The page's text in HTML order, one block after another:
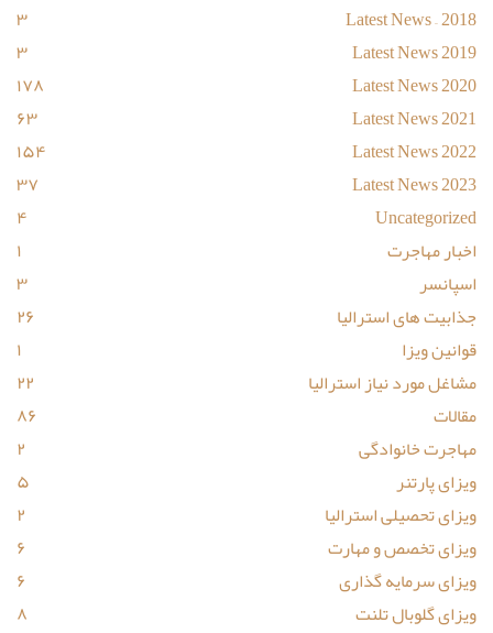
Latest News – 2018
۳
Latest News 2019
۳
Latest News 2020
۱۷۸
Latest News 2021
۶۳
Latest News 2022
۱۵۴
Latest News 2023
۳۷
Uncategorized
۴
اخبار مهاجرت
۱
اسپانسر
۳
جذابیت های استرالیا
۲۶
قوانین ویزا
۱
مشاغل مورد نیاز استرالیا
۲۲
مقالات
۸۶
مهاجرت خانوادگی
۲
ویزای پارتنر
۵
ویزای تحصیلی استرالیا
۲
ویزای تخصص و مهارت
۶
ویزای سرمایه گذاری
۶
ویزای گلوبال تلنت
۸